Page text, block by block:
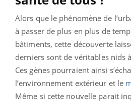
Alors que le phénomène de
à passer de plus en plus de
bâtiments, cette découverte
derniers sont de véritables nids
Ces gènes pourraient ainsi
l’environnement extérieur et le
Même si cette nouvelle parait